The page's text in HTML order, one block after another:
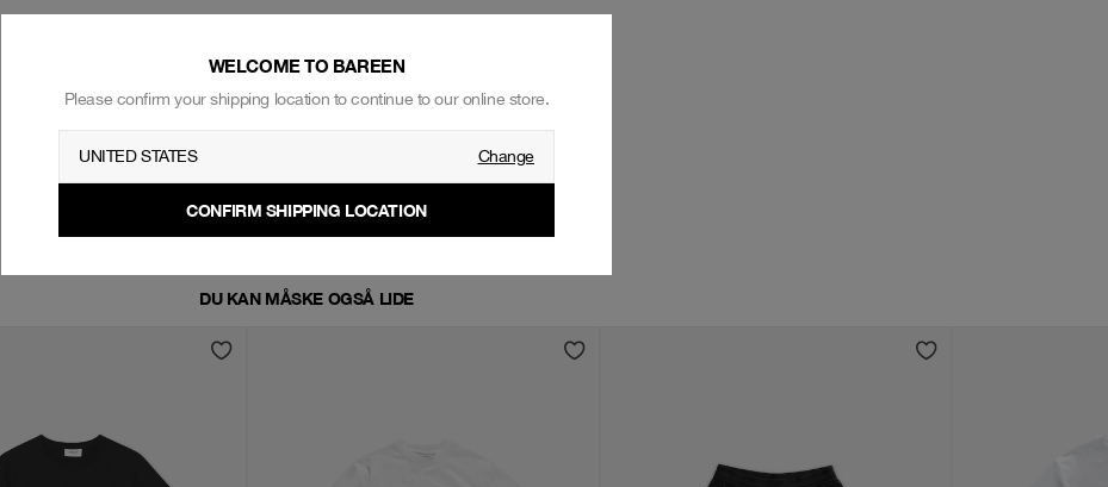
DU KAN MÅSKE OGSÅ LIDE
WELCOME TO BAREEN
Please confirm your shipping location to continue to our online store.
UNITED STATES Change
CONFIRM SHIPPING LOCATION